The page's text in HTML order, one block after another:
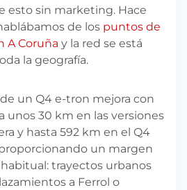
esto sin marketing. Hace
de los puntos de
A Coruña y la red se está
la geografía.
un Q4 e-tron mejora con
unos 30 km en las versiones
y hasta 592 km en el Q4
un margen
trayectos urbanos
a Ferrol o